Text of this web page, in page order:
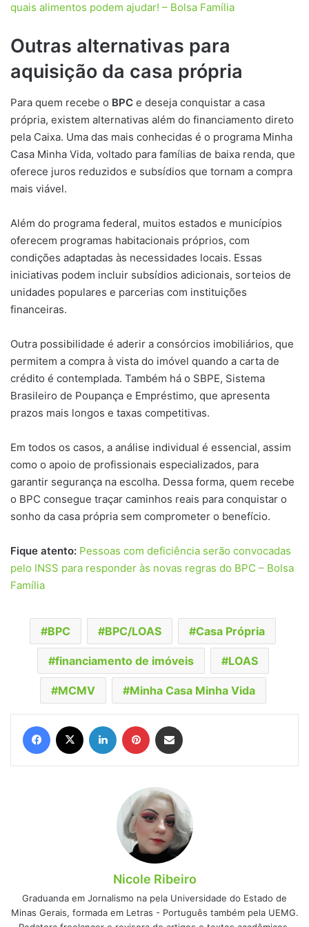
quais alimentos podem ajudar! – Bolsa Família
Outras alternativas para
aquisição da casa própria
Para quem recebe o BPC e deseja conquistar a casa
própria, existem alternativas além do financiamento direto
pela Caixa. Uma das mais conhecidas é o programa Minha
Casa Minha Vida, voltado para famílias de baixa renda, que
oferece juros reduzidos e subsídios que tornam a compra
mais viável.
Além do programa federal, muitos estados e municípios
oferecem programas habitacionais próprios, com
condições adaptadas às necessidades locais. Essas
iniciativas podem incluir subsídios adicionais, sorteios de
unidades populares e parcerias com instituições
financeiras.
Outra possibilidade é aderir a consórcios imobiliários, que
permitem a compra à vista do imóvel quando a carta de
crédito é contemplada. Também há o SBPE, Sistema
Brasileiro de Poupança e Empréstimo, que apresenta
prazos mais longos e taxas competitivas.
Em todos os casos, a análise individual é essencial, assim
como o apoio de profissionais especializados, para
garantir segurança na escolha. Dessa forma, quem recebe
o BPC consegue traçar caminhos reais para conquistar o
sonho da casa própria sem comprometer o benefício.
Fique atento: Pessoas com deficiência serão convocadas
pelo INSS para responder às novas regras do BPC – Bolsa
Família
BPC BPC/LOAS Casa Própria
financiamento de imóveis LOAS
MCMV Minha Casa Minha Vida
Facebook Linkedin Pinterest
Nicole Ribeiro
Graduanda em Jornalismo na pela Universidade do Estado de
Minas Gerais, formada em Letras - Português também pela UEMG.